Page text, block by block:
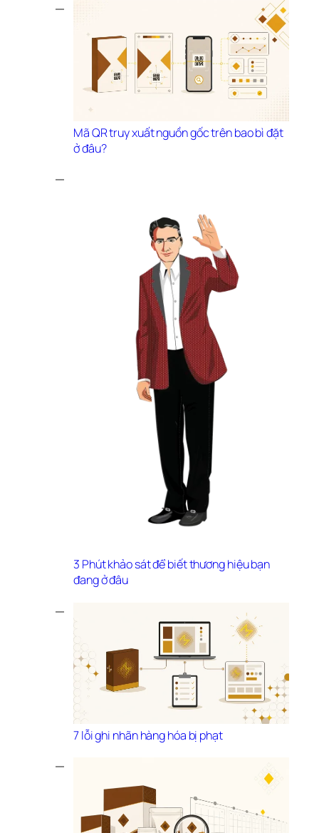
Mã QR truy xuất nguồn gốc trên bao bì đặt
ở đâu?
3 Phút khảo sát để biết thương hiệu bạn
đang ở đâu
7 lỗi ghi nhãn hàng hóa bị phạt